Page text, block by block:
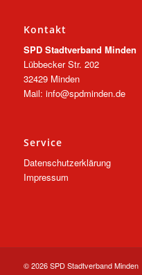
Kontakt
SPD Stadtverband Minden
Lübbecker Str. 202
32429 Minden
Mail: info@spdminden.de
Service
Datenschutzerklärung
Impressum
© 2026 SPD Stadtverband Minden